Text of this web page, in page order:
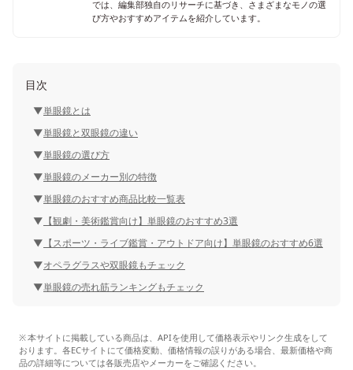
では、編集部独自のリサーチに基づき、さまざまなモノの選
び方やおすすめアイテムを紹介しています。
目次
単眼鏡とは
単眼鏡と双眼鏡の違い
単眼鏡の選び方
単眼鏡のメーカー別の特徴
単眼鏡のおすすめ商品比較一覧表
【観劇・美術鑑賞向け】単眼鏡のおすすめ3選
【スポーツ・ライブ鑑賞・アウトドア向け】単眼鏡のおすすめ6選
オペラグラスや双眼鏡もチェック
単眼鏡の売れ筋ランキングもチェック
本サイトに掲載している商品は、APIを使用して価格表示やリンク生成をして
おります。各ECサイトにて価格変動、価格情報の誤りがある場合、最新価格や商
品の詳細等については各販売店やメーカーをご確認ください。